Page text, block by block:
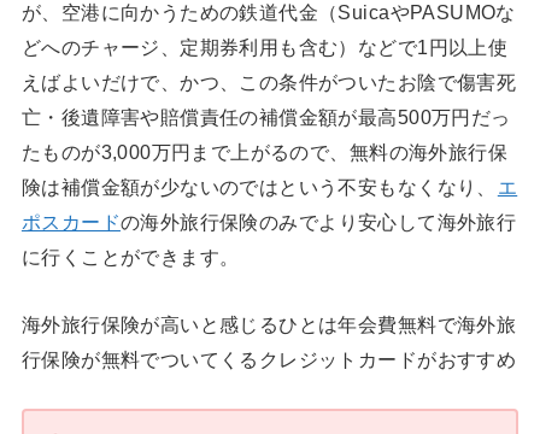
が、空港に向かうための鉄道代金（SuicaやPASUMOな
どへのチャージ、定期券利用も含む）などで1円以上使
えばよいだけで、かつ、この条件がついたお陰で傷害死
亡・後遺障害や賠償責任の補償金額が最高500万円だっ
たものが3,000万円まで上がるので、無料の海外旅行保
険は補償金額が少ないのではという不安もなくなり、
エ
ポスカードの海外旅行保険のみでより安心して海外旅行
に行くことができます。
海外旅行保険が高いと感じるひとは年会費無料で海外旅
行保険が無料でついてくるクレジットカードがおすすめ